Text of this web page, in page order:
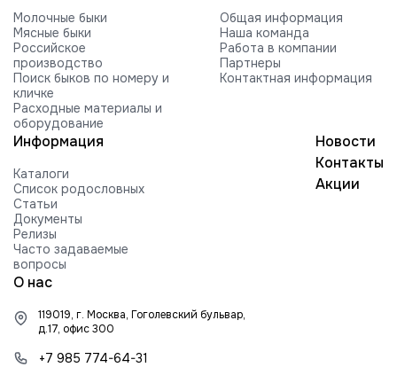
HILMAR C ROCKFORD-ET
FARNEAR-BH MOGUL ROCKY-ET
FARNEAR ROXY B 54505-ET G +2416
Edg RUBICON-ET
EDG COIN RUEBEN 25004-ET
BUTLERVIEW SHUT-OUT-ET
BRYHILL SOCRATES P-ETN
TRAMILDA MISSO SOLO-ET
EDG PRE STANLEY 25021-ET
DELICIOUS H-NOON TAMPA-ET
Молочные быки
Мясные быки
Российское
производство
Поиск быков по номеру и
кличке
Расходные материалы и
оборудование
Общая информация
Наша команда
Работа в компании
Партнеры
Контактная информация
Информация
Каталоги
Список родословных
Статьи
Документы
Релизы
Часто задаваемые
вопросы
Новости
Контакты
Акции
О нас
119019, г. Москва, Гоголевский бульвар,
д.17, офис 300
+7 985 774-64-31